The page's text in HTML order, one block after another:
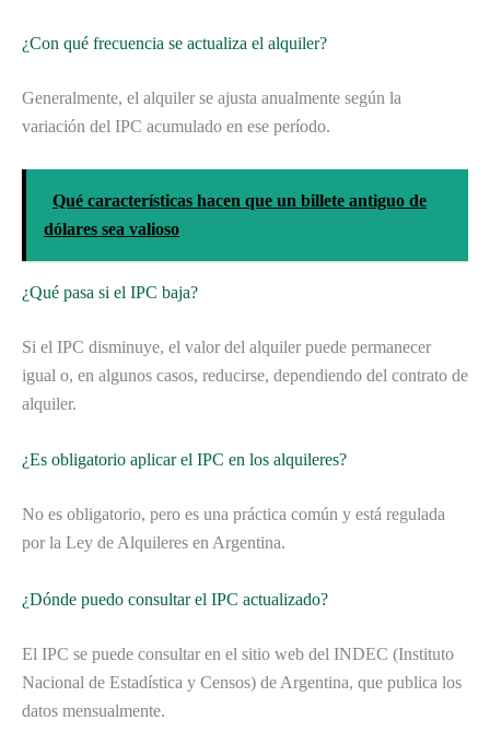
¿Con qué frecuencia se actualiza el alquiler?
Generalmente, el alquiler se ajusta anualmente según la
variación del IPC acumulado en ese período.
Qué características hacen que un billete antiguo de
dólares sea valioso
¿Qué pasa si el IPC baja?
Si el IPC disminuye, el valor del alquiler puede permanecer
igual o, en algunos casos, reducirse, dependiendo del contrato de
alquiler.
¿Es obligatorio aplicar el IPC en los alquileres?
No es obligatorio, pero es una práctica común y está regulada
por la Ley de Alquileres en Argentina.
¿Dónde puedo consultar el IPC actualizado?
El IPC se puede consultar en el sitio web del INDEC (Instituto
Nacional de Estadística y Censos) de Argentina, que publica los
datos mensualmente.